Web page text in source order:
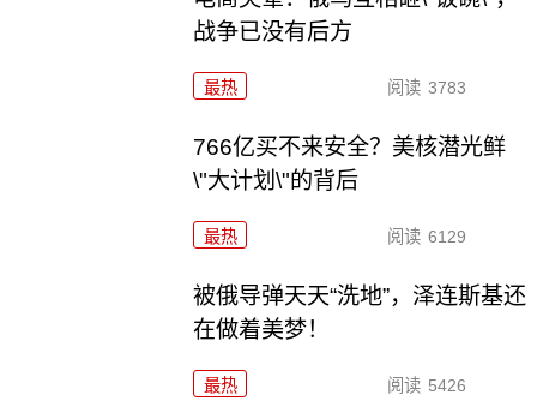
战争已没有后方
最热 阅读 3783
766亿买不来安全？美核潜光鲜
\"大计划\"的背后
最热 阅读 6129
被俄导弹天天“洗地”，泽连斯基还
在做着美梦！
最热 阅读 5426